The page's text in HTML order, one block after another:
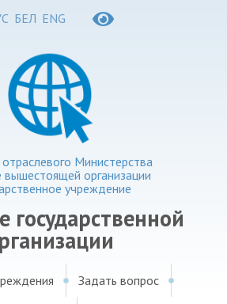
БЕЛ ENG
Министерства
вышестоящей организации
учреждение
государственной
Задать вопрос